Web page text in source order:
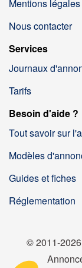
Mentions légales
Nous contacter
Services
Journaux
Tarifs
Besoin d'aide ?
Tout savoir sur
Modèles
Guides et fiches
Réglementation
© 2011-